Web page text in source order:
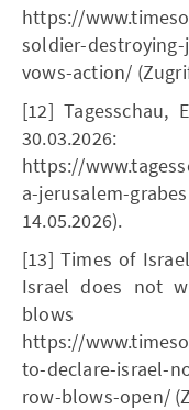
https://
soldier-
vows-action/
[12] Tagesschau,
30.03.2026:
https://
a-jerusalem-
14.05.2026).
[13] Times of
Israel does not
blows
https://
to-declare-israel-
row-blows-open/